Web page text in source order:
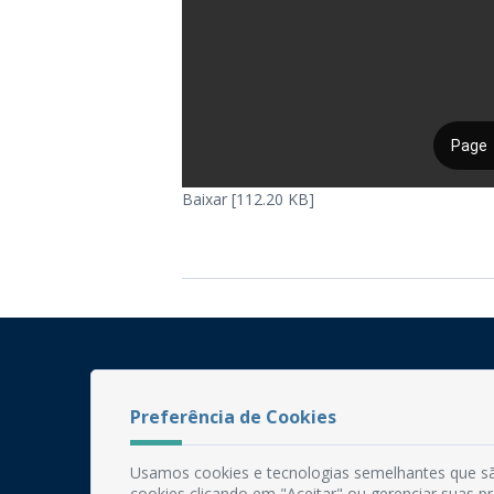
Baixar [112.20 KB]
Preferência de Cookies
Usamos cookies e tecnologias semelhantes que